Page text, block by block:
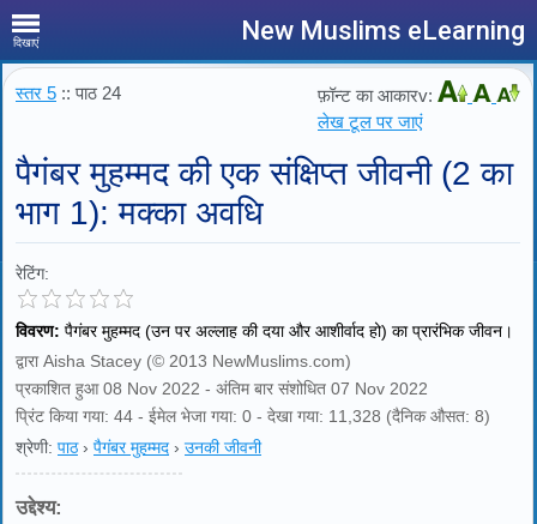
दिखाएं New Muslims eLearning
स्तर 5 :: पाठ 24
फ़ॉन्ट का आकारv:
लेख टूल पर जाएं
पैगंबर मुहम्मद की एक संक्षिप्त जीवनी (2 का
भाग 1): मक्का अवधि
रेटिंग:
विवरण: पैगंबर मुहम्मद (उन पर अल्लाह की दया और आशीर्वाद हो) का प्रारंभिक जीवन।
द्वारा Aisha Stacey (© 2013 NewMuslims.com)
प्रकाशित हुआ 08 Nov 2022 - अंतिम बार संशोधित 07 Nov 2022
प्रिंट किया गया: 44 - ईमेल भेजा गया: 0 - देखा गया: 11,328 (दैनिक औसत: 8)
श्रेणी: पाठ› पैगंबर मुहम्मद › उनकी जीवनी
उद्देश्य: